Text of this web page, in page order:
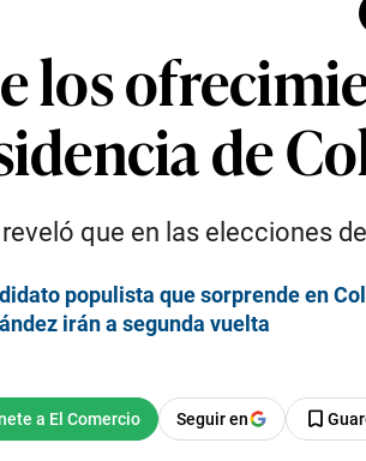
los
de
que en las elecciones
populista que sorprende en
irán a segunda vuelta
Seguir en